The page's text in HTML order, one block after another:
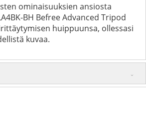
ominaisuuksien ansiosta
BH Befree Advanced Tripod
huippuunsa, ollessasi
kuvaa.